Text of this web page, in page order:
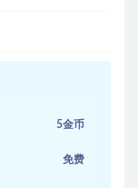
5金币
免费